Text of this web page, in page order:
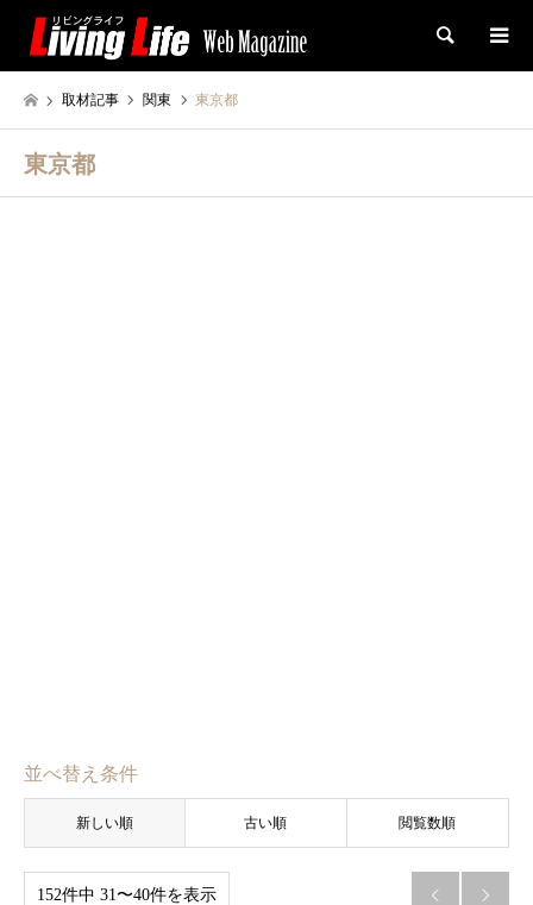
検索
取材記事 関東 東京都
東京都
並べ替え条件
新しい順 古い順 閲覧数順
152件中 31〜40件を表示  